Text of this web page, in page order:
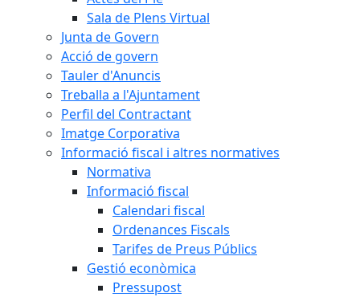
Sala de Plens Virtual
Junta de Govern
Acció de govern
Tauler d'Anuncis
Treballa a l'Ajuntament
Perfil del Contractant
Imatge Corporativa
Informació fiscal i altres normatives
Normativa
Informació fiscal
Calendari fiscal
Ordenances Fiscals
Tarifes de Preus Públics
Gestió econòmica
Pressupost